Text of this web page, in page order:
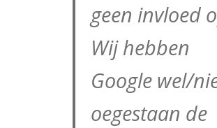
geen invloed
Wij hebben
Google wel/
oegestaan de